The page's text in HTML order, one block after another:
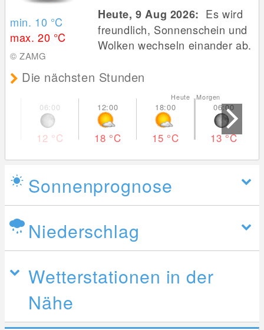
min. 10 °C
max. 20 °C
© ZAMG
Heute, 9 Aug 2026: Es wird
freundlich, Sonnenschein und
Wolken wechseln einander ab.
Die nächsten Stunden
12 °C 18 °C 15 °C
Heute Morgen
13°C
Sonnenprognose
Niederschlag
Wetterstationen in der
Nähe